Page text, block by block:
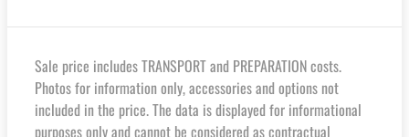
Sale price includes TRANSPORT and PREPARATION costs.
Photos for information only, accessories and options not
included in the price. The data is displayed for informational
purposes only and cannot be considered as contractual